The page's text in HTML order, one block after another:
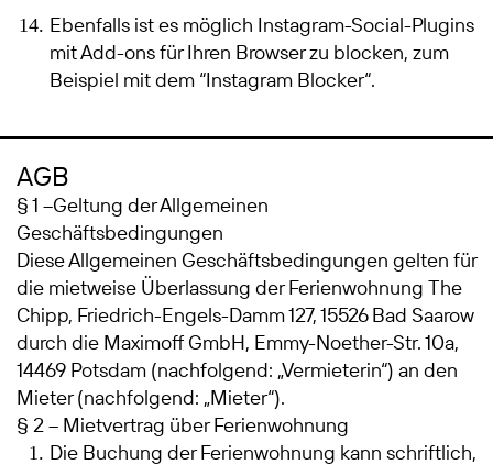
Ebenfalls ist es möglich Instagram-Social-Plugins
mit Add-ons für Ihren Browser zu blocken, zum
Beispiel mit dem “Instagram Blocker“.
AGB
§ 1 –Geltung der Allgemeinen
Geschäftsbedingungen
Diese Allgemeinen Geschäftsbedingungen gelten für
die mietweise Überlassung der Ferienwohnung The
Chipp, Friedrich-Engels-Damm 127, 15526 Bad Saarow
durch die Maximoff GmbH, Emmy-Noether-Str. 10a,
14469 Potsdam (nachfolgend: „Vermieterin“) an den
Mieter (nachfolgend: „Mieter“).
§ 2 – Mietvertrag über Ferienwohnung
Die Buchung der Ferienwohnung kann schriftlich,